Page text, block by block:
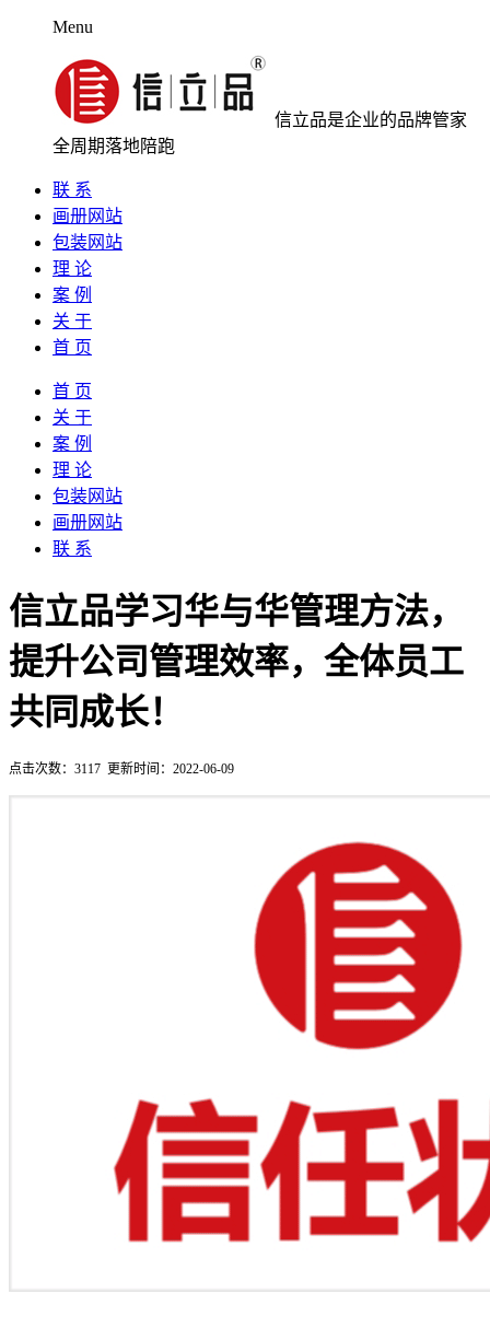
Menu
信立品是企业的品牌管家
全周期落地陪跑
联 系
画册网站
包装网站
理 论
案 例
关 于
首 页
首 页
关 于
案 例
理 论
包装网站
画册网站
联 系
信立品学习华与华管理方法，
提升公司管理效率，全体员工
共同成长！
点击次数： 3117 更新时间：2022-06-09